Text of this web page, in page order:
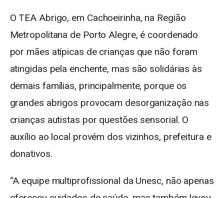
O TEA Abrigo, em Cachoeirinha, na Região
Metropolitana de Porto Alegre, é coordenado
por mães atípicas de crianças que não foram
atingidas pela enchente, mas são solidárias às
demais famílias, principalmente, porque os
grandes abrigos provocam desorganização nas
crianças autistas por questões sensorial. O
auxílio ao local provém dos vizinhos, prefeitura e
donativos.
“A equipe multiprofissional da Unesc, não apenas